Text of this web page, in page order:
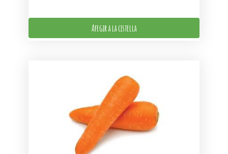
Afegir a la cistella